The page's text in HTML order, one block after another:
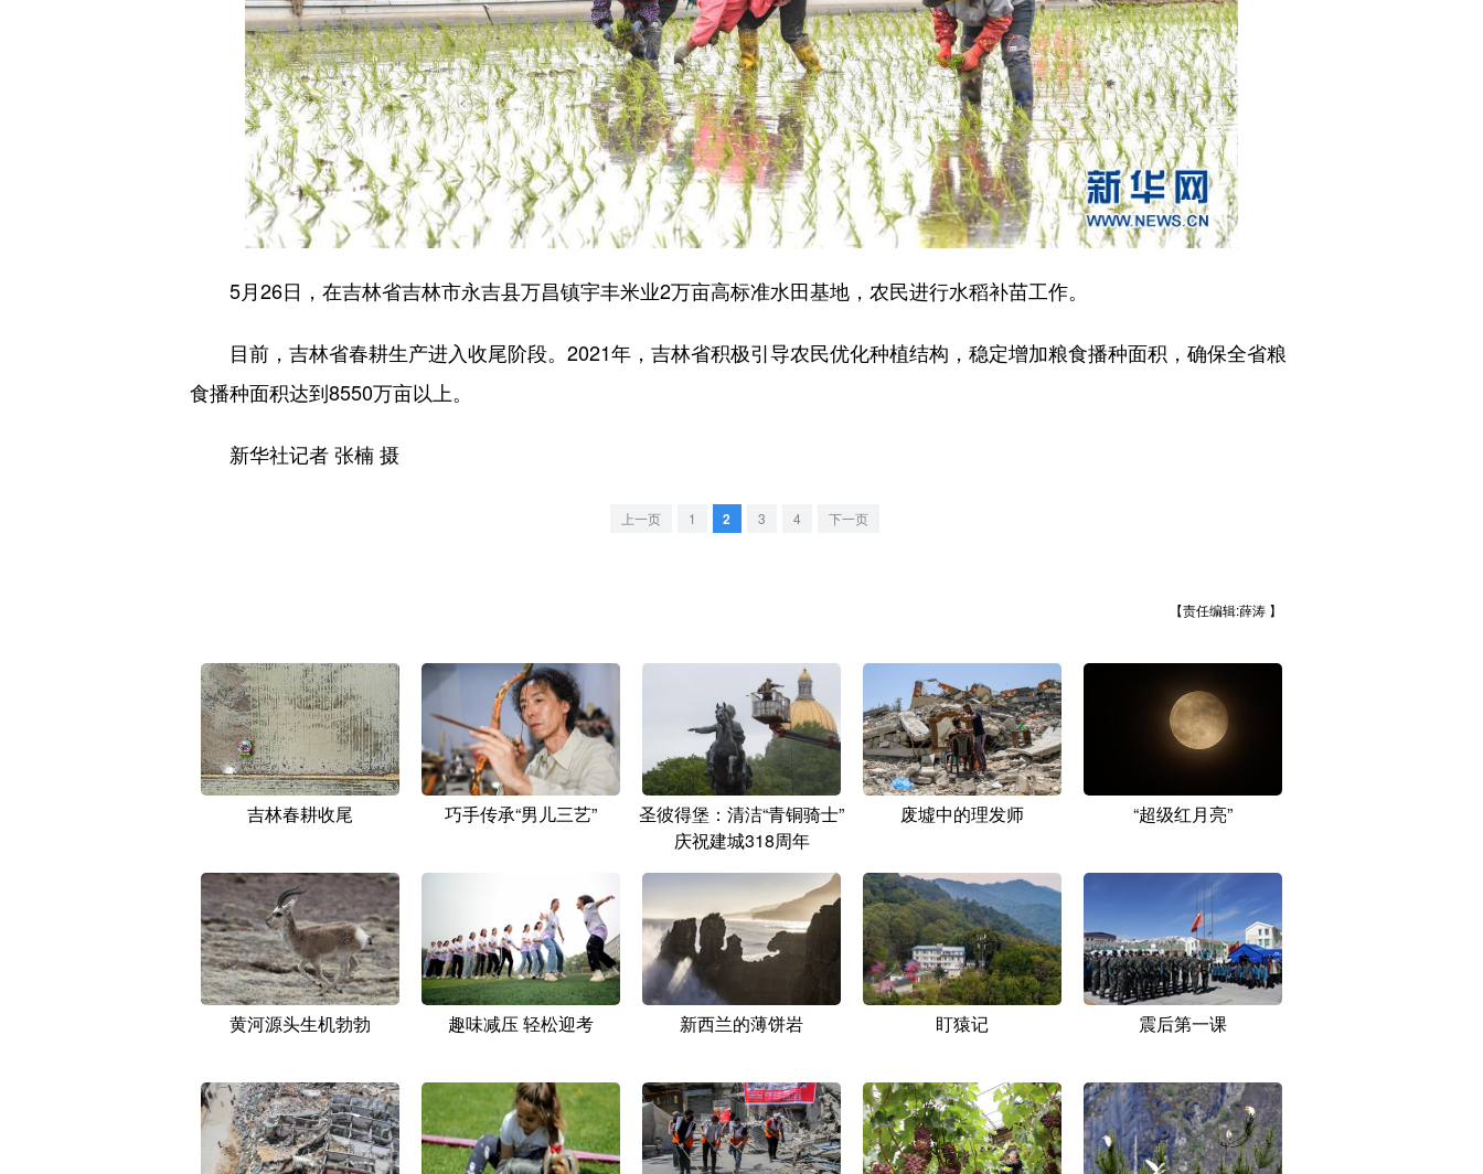
5月26日，在吉林省吉林市永吉县万昌镇宇丰米业2万亩高标准水田基地，农民进行水稻补苗工作。
目前，吉林省春耕生产进入收尾阶段。2021年，吉林省积极引导农民优化种植结构，稳定增加粮食播种面积，确保全省粮
食播种面积达到8550万亩以上。
新华社记者 张楠 摄
上一页 1 2 3 4 下一页
【责任编辑:薛涛 】
吉林春耕收尾 巧手传承“男儿三艺”
圣彼得堡：清洁“青铜骑士”
庆祝建城318周年
废墟中的理发师 “超级红月亮”
黄河源头生机勃勃 趣味减压 轻松迎考 新西兰的薄饼岩 盯猿记 震后第一课